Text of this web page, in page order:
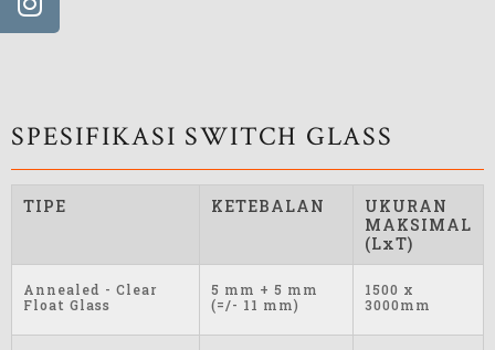
SPESIFIKASI SWITCH GLASS
TIPE KETEBALAN
UKURAN
MAKSIMAL
(LxT)
Annealed - Clear
Float Glass
5 mm + 5 mm
(=/- 11 mm)
1500 x
3000mm